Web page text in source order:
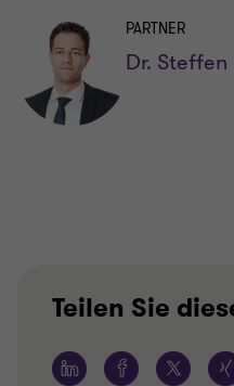
Dr.
PARTNER
Teilen Sie